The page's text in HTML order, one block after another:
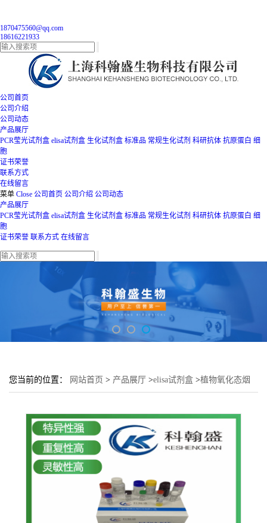
1870475560@qq.com
18616221933
公司首页
公司介绍
公司动态
产品展厅
PCR莹光试剂盒 elisa试剂盒 生化试剂盒 标准品 常规生化试剂 科研抗体 抗原蛋白 细
胞
证书荣誉
联系方式
在线留言
菜单 Close 公司首页 公司介绍 公司动态
产品展厅
PCR莹光试剂盒 elisa试剂盒 生化试剂盒 标准品 常规生化试剂 科研抗体 抗原蛋白 细
胞
证书荣誉 联系方式 在线留言
您当前的位置： 网站首页 > 产品展厅 >elisa试剂盒 >植物氧化态烟